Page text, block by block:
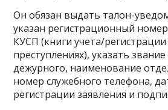
Он обязан выдать талон-
указан регистрационный
КУСП (книги учета/
преступлениях), указать
дежурного, наименование
номер служебного телефона,
регистрации заявления и